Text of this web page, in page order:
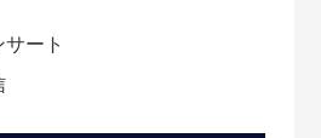
ート